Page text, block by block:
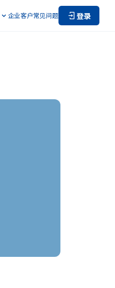
企业客户常见问题 登录